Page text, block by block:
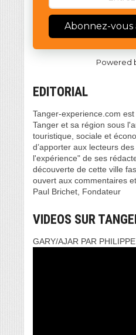
Abonnez-
Powered
EDITORIAL
Tanger-experience.com
Tanger et sa région sous
touristique, sociale et
d’apporter aux lecteurs
l'expérience" de ses
découverte de cette ville
ouvert aux commentaires
Paul Brichet, Fondateur
VIDEOS SUR
GARY/AJAR PAR